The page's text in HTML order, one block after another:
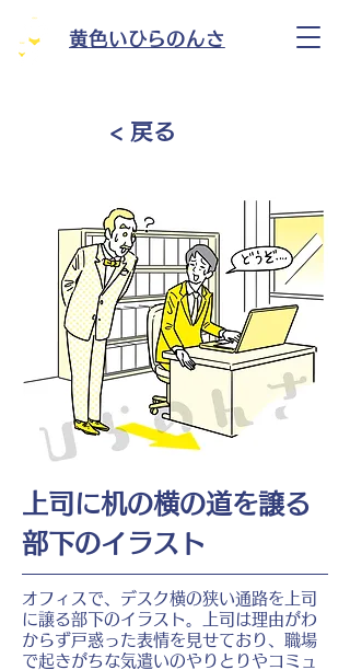
黄色いひらのんさ
< 戻る
上司に机の横の道を譲る
部下のイラスト
オフィスで、デスク横の狭い通路を上司
に譲る部下のイラスト。上司は理由がわ
からず戸惑った表情を見せており、職場
で起きがちな気遣いのやりとりやコミュ